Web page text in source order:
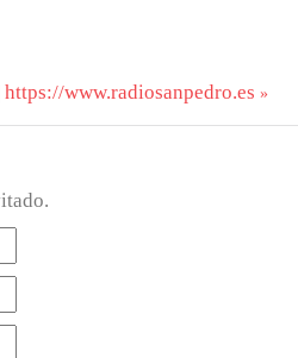
https://www.radiosanpedro.es